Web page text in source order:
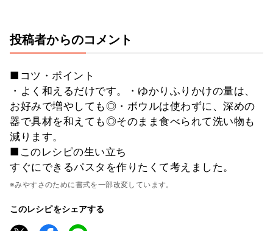
投稿者からのコメント
■コツ・ポイント
・よく和えるだけです。・ゆかりふりかけの量は、
お好みで増やしても◎・ボウルは使わずに、深めの
器で具材を和えても◎そのまま食べられて洗い物も
減ります。
■このレシピの生い立ち
すぐにできるパスタを作りたくて考えました。
※みやすさのために書式を一部改変しています。
このレシピをシェアする